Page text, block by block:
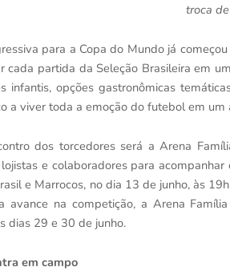
troca
para a Copa do Mundo já
cada partida da Seleção Brasileira em
infantis, opções gastronômicas
a viver toda a emoção do futebol em
dos torcedores será a Arena
e colaboradores para
e Marrocos, no dia 13 de junho, às
avance na competição, a Arena
dias 29 e 30 de junho.
em campo